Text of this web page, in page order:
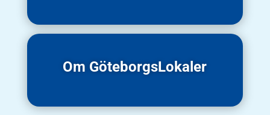
Om GöteborgsLokaler